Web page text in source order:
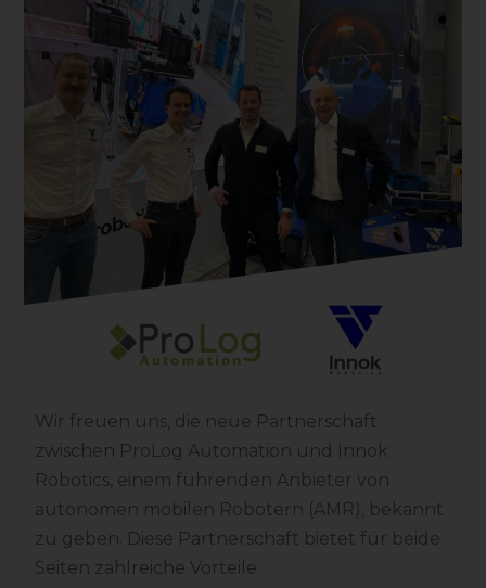
Wir freuen uns, die neue Partnerschaft
zwischen ProLog Automation und Innok
Robotics, einem führenden Anbieter von
autonomen mobilen Robotern (AMR), bekannt
zu geben. Diese Partnerschaft bietet für beide
Seiten zahlreiche Vorteile: